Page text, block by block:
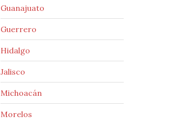
Guanajuato
Guerrero
Hidalgo
Jalisco
Michoacán
Morelos